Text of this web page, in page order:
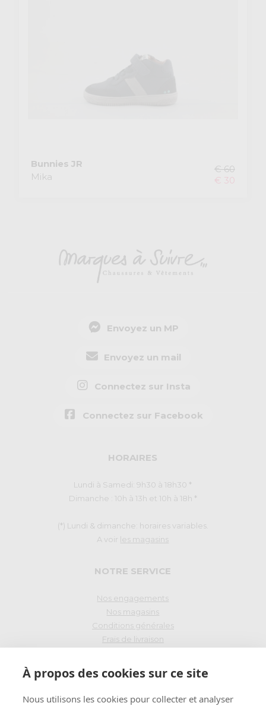
À propos des cookies sur ce site
Nous utilisons les cookies pour collecter et analyser
Bunnies JR
Mika
€ 60
€ 30
Envoyez un MP
Envoyez un mail
Connectez sur Insta
Connectez sur Facebook
HORAIRES
Lundi à Samedi: 9h30 à 18h30 *
Dimanche : 10h à 13h et 10h à 18h *
(*) Lundi & dimanche: horaires variables.
A voir les magasins
NOTRE SERVICE
Nos engagements
Nos magasins
Conditions générales
Frais de livraison
PAIEMENT SÉCURISÉ